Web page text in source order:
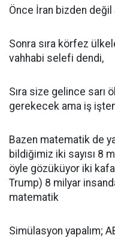
Önce İran bizden değil
Sonra sıra körfez
vahhabi selefi dendi,
Sıra size gelince sarı
gerekecek ama iş
Bazen matematik de
bildiğimiz iki sayısı 8
öyle gözüküyor iki
Trump) 8 milyar
matematik
Simülasyon yapalım;